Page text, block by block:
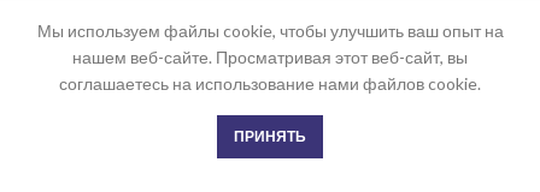
Адрес: 230024, Республика Беларусь, Гродно, ул. Советских
пограничников, 95.
Свидетельство о государственной регистрации № 0040456 от
13.01.2016 выдано Гродненским горисполкомом
Мы используем файлы cookie, чтобы улучшить ваш опыт на
нашем веб-сайте. Просматривая этот веб-сайт, вы
соглашаетесь на использование нами файлов cookie.
ПРИНЯТЬ
Список желаний Корзина